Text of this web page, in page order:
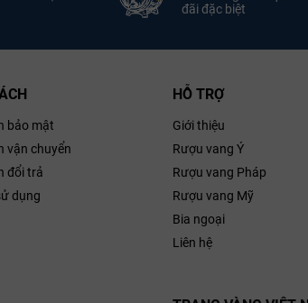
Sauvignon, Merlot
Dauzac
đãi đặc biệt
bảo mật
vận chuyển
đổi trả
dụng
HỖ TRỢ
Giới thiệu
Rượu vang Ý
Rượu vang Pháp
Rượu vang Mỹ
Bia ngoại
Liên hệ